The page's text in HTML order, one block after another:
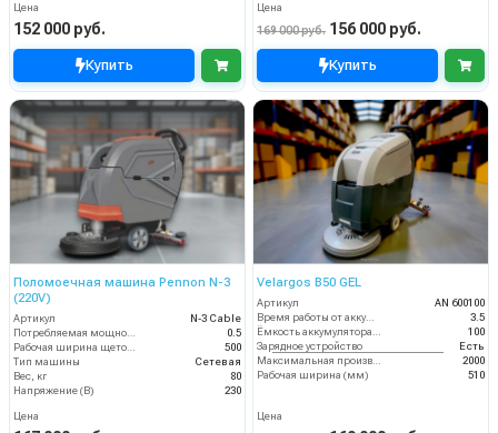
Цена
152 000 руб.
Купить
Цена
169 000 руб. 156 000 руб.
Купить
Поломоечная машина Pennon N-3
(220V)
Артикул
N-3 Cable
0.5
500
Тип машины
Сетевая
Вес, кг
80
Напряжение (В)
230
Цена
Velargos B50 GEL
Артикул
AN 600100
Время работы от аккумуляторов (ч)
3.5
100
Зарядное устройство
Есть
2000
Рабочая ширина (мм)
510
Цена